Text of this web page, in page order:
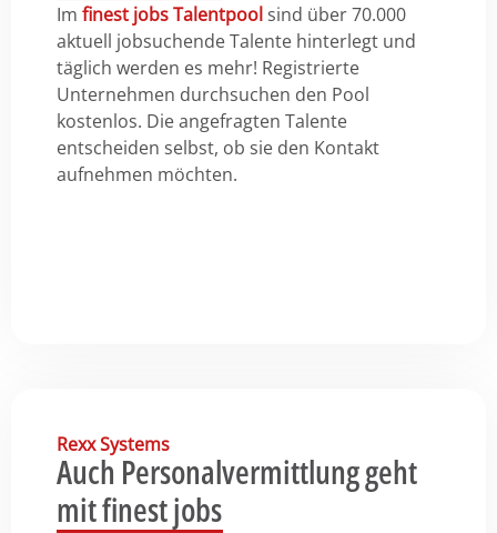
Imfinest jobs Talentpool sind über 70.000
aktuell jobsuchende Talente hinterlegt und
täglich werden es mehr! Registrierte
Unternehmen durchsuchen den Pool
kostenlos. Die angefragten Talente
entscheiden selbst, ob sie den Kontakt
aufnehmen möchten.
Rexx Systems
Auch Personalvermittlung geht
mit finest jobs